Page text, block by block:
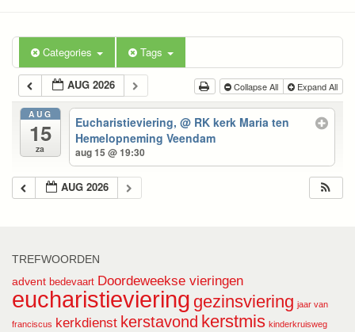
Categories Tags
AUG 2026 Collapse All Expand All
AUG
15
za
Eucharistieviering,@ RK kerk Maria ten
Hemelopneming Veendam
aug 15 @ 19:30
AUG 2026
TREFWOORDEN
advent bedevaart Doordeweekse vieringen
eucharistieviering gezinsviering jaar van
franciscus kerkdienst kerstavond kerstmis kinderkruisweg